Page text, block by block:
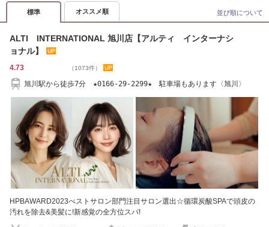
標準 オススメ順 並び順について
ALTI INTERNATIONAL 旭川店【アルティ インターナシ
ョナル】
4.73 （1073件）
旭川駅から徒歩7分 ★0166-29-2299★ 駐車場もあります〈旭川〉
HPBAWARD2023べストサロン部門注目サロン選出☆循環炭酸SPAで頭皮の
汚れを除去&美髪に!新感覚の全方位スパ!